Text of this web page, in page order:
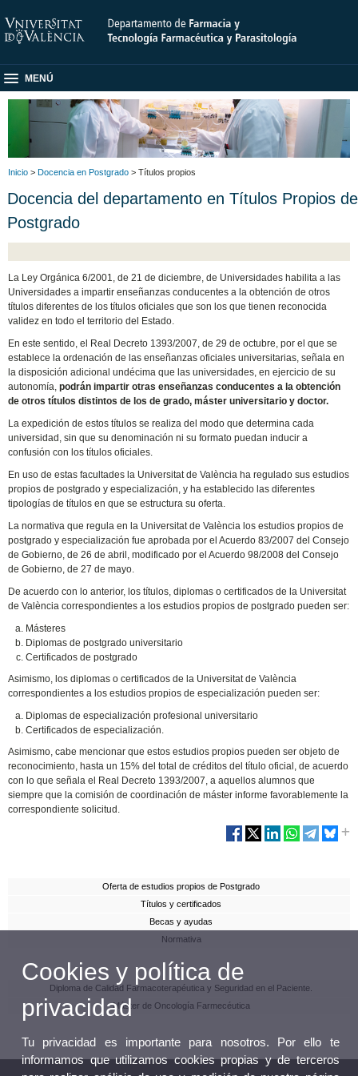
MENÚ
Inicio > Docencia en Postgrado > Títulos propios
Docencia del departamento en Títulos Propios de
Postgrado
La Ley Orgánica 6/2001, de 21 de diciembre, de Universidades habilita a las
Universidades a impartir enseñanzas conducentes a la obtención de otros
títulos diferentes de los títulos oficiales que son los que tienen reconocida
validez en todo el territorio del Estado.
En este sentido, el Real Decreto 1393/2007, de 29 de octubre, por el que se
establece la ordenación de las enseñanzas oficiales universitarias, señala en
la disposición adicional undécima que las universidades, en ejercicio de su
autonomía,podrán impartir otras enseñanzas conducentes a la obtención
de otros títulos distintos de los de grado, máster universitario y doctor.
La expedición de estos títulos se realiza del modo que determina cada
universidad, sin que su denominación ni su formato puedan inducir a
confusión con los títulos oficiales.
En uso de estas facultades la Universitat de València ha regulado sus estudios
propios de postgrado y especialización, y ha establecido las diferentes
tipologías de títulos en que se estructura su oferta.
La normativa que regula en la Universitat de València los estudios propios de
postgrado y especialización fue aprobada por el Acuerdo 83/2007 del Consejo
de Gobierno, de 26 de abril, modificado por el Acuerdo 98/2008 del Consejo
de Gobierno, de 27 de mayo.
De acuerdo con lo anterior, los títulos, diplomas o certificados de la Universitat
de València correspondientes a los estudios propios de postgrado pueden ser:
Másteres
Diplomas de postgrado universitario
Certificados de postgrado
Asimismo, los diplomas o certificados de la Universitat de València
correspondientes a los estudios propios de especialización pueden ser:
Diplomas de especialización profesional universitario
Certificados de especialización.
Asimismo, cabe mencionar que estos estudios propios pueden ser objeto de
reconocimiento, hasta un 15% del total de créditos del título oficial, de acuerdo
con lo que señala el Real Decreto 1393/2007, a aquellos alumnos que
siempre que la comisión de coordinación de máster informe favorablemente la
correspondiente solicitud.
Oferta de estudios propios de Postgrado
Títulos y certificados
Becas y ayudas
Normativa
Diploma de Calidad Farmacoterapéutica y Seguridad en el Paciente.
Máster de Oncología Farmecéutica
Cookies y política de
privacidad
Tu privacidad es importante para nosotros. Por ello te
informamos que utilizamos cookies propias y de terceros